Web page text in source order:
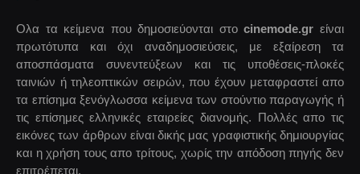
Ολα τα κείμενα που δημοσιεύονται στοcinemode.gr είναι
πρωτότυπα και όχι αναδημοσιεύσεις, με εξαίρεση τα
αποσπάσματα συνεντεύξεων και τις υποθέσεις-πλοκές
ταινιών ή τηλεοπτικών σειρών, που έχουν μεταφραστεί απο
τα επίσημα ξενόγλωσσα κείμενα των στούντιο παραγωγής ή
τις επίσημες ελληνικές εταιρείες διανομής. Πολλές απο τις
εικόνες των άρθρων είναι δικής μας γραφιστικής δημιουργίας
και η χρήση τους απο τρίτους, χωρίς την απόδοση πηγής δεν
επιτρέπεται.